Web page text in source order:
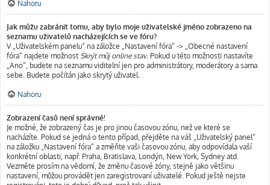
Nahoru
Jak můžu zabránit tomu, aby bylo moje uživatelské jméno zobrazeno na
seznamu uživatelů nacházejících se ve fóru?
V „Uživatelském panelu“ na záložce „Nastavení fóra“ -> „Obecné nastavení
fóra“ najdete možnost Skrýt můj online stav. Pokud u této možnosti nastavíte
„Ano“, budete na seznamu viditelní jen pro administrátory, moderátory a sama
sebe. Budete počítán jako skrytý uživatel.
Nahoru
Zobrazení časů není správné!
Je možné, že zobrazený čas je pro jinou časovou zónu, než ve které se
nacházíte. Pokud se jedná o tento případ, přejděte na váš „Uživatelský panel“
na záložku „Nastavení fóra“ a změňte vaši časovou zónu, aby odpovídala vaší
konkrétní oblasti, např. Praha, Bratislava, Londýn, New York, Sydney atd.
Vezměte prosím na vědomí, že změnu časové zóny, stejně jako většinu
nastavení, můžou provádět jen zaregistrovaní uživatelé. Pokud ještě nejste